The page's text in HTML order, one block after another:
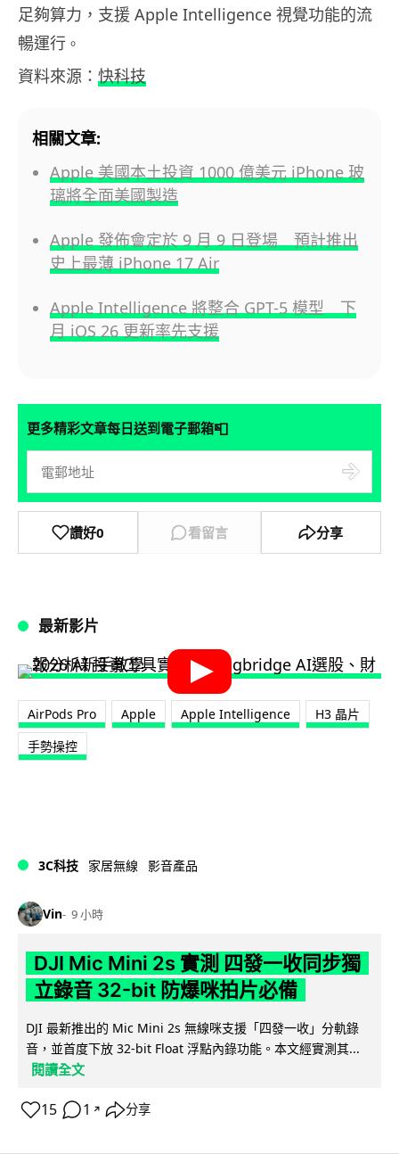
足夠算力，支援 Apple Intelligence 視覺功能的流
暢運行 。
資料來源： 快科技
相關文章:
Apple 美國本土投資 1000 億美元 iPhone 玻
璃將全面美國製造
Apple 發佈會定於 9 月 9 日登場 預計推出
史上最薄 iPhone 17 Air
Apple Intelligence 將整合 GPT-5 模型 下
月 iOS 26 更新率先支援
更多精彩文章每日送到電子郵箱📮
讚好0 看留言 分享
最新影片
AirPods Pro Apple Apple Intelligence
H3 晶片
手勢操控
3C科技 家居無線 影音產品
Vin 9 小時
DJI Mic Mini 2s 實測 四發一收同步獨
立錄音 32-bit 防爆咪拍片必備
DJI 最新推出的 Mic Mini 2s 無線咪支援「四發一收」分軌錄
音，並首度下放 32-bit Float 浮點內錄功能。本文經實測其...
閱讀全文
15 1 ↗ 分享